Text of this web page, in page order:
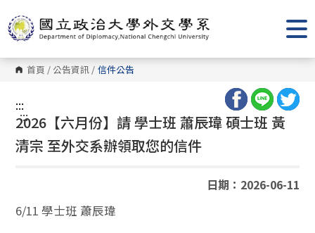
到
主
要
內
容
區 首頁 / 公告資訊 / 信件公告
:::
:::
2026【六月份】請 學士班 蕭辰瑋 碩士班 黃
清宗 至外交系辦領取您的信件
日期：2026-06-11
6/11 學士班 蕭辰瑋